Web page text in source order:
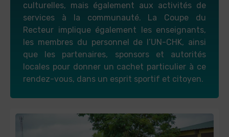
culturelles, mais également aux activités de
services à la communauté. La Coupe du
Recteur implique également les enseignants,
les membres du personnel de l’UN-CHK, ainsi
que les partenaires, sponsors et autorités
locales pour donner un cachet particulier à ce
rendez-vous, dans un esprit sportif et citoyen.